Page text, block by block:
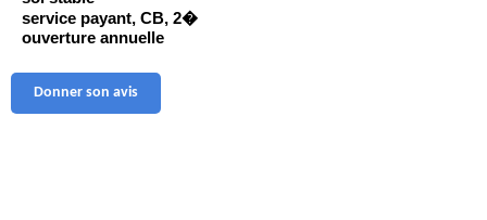
service payant, CB, 2�
ouverture annuelle
Donner son avis